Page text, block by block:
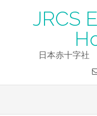
JRCS
日本赤十字社